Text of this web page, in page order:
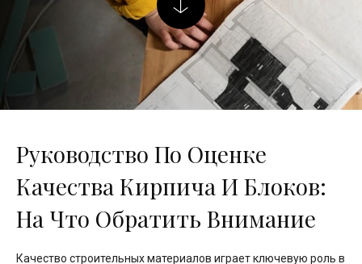
Руководство По Оценке
Качества Кирпича И Блоков:
На Что Обратить Внимание
Качество строительных материалов играет ключевую роль в